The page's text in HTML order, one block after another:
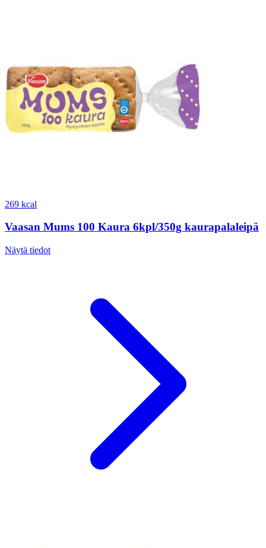
269 kcal
Vaasan Mums 100 Kaura 6kpl/350g kaurapalaleipä
Näytä tiedot